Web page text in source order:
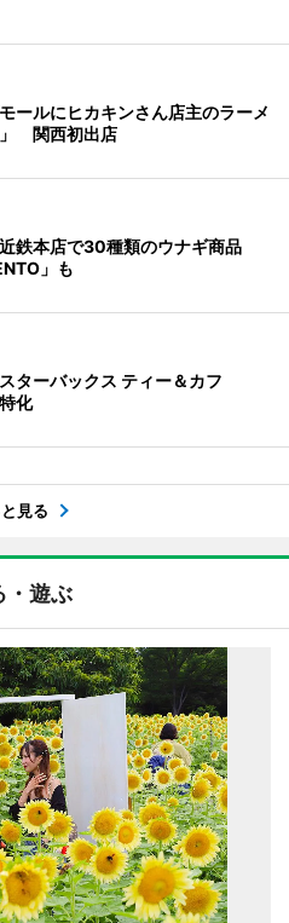
ールにヒカキンさん店主のラーメ
」 関西初出店
鉄本店で30種類のウナギ商品
」も
ターバックス ティー＆カフ
化
見る
・遊ぶ